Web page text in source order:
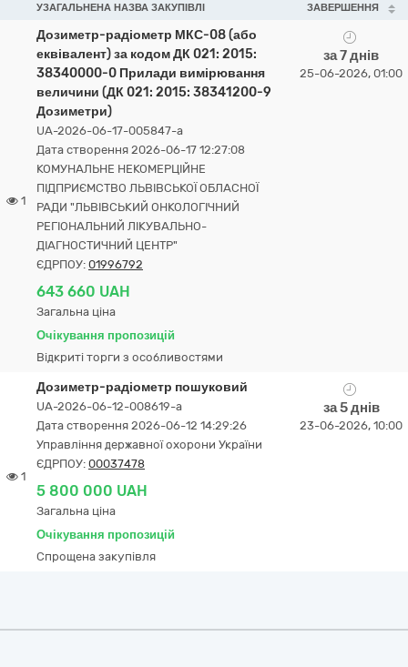
УЗАГАЛЬНЕНА НАЗВА ЗАКУПІВЛІ ЗАВЕРШЕННЯ
1
Дозиметр-радіометр МКС-08 (або
еквівалент) за кодом ДК 021: 2015:
38340000-0 Прилади вимірювання
величини (ДК 021: 2015: 38341200-9
Дозиметри)
UA-2026-06-17-005847-a
Дата створення 2026-06-17 12:27:08
КОМУНАЛЬНЕ НЕКОМЕРЦІЙНЕ
ПІДПРИЄМСТВО ЛЬВІВСЬКОЇ ОБЛАСНОЇ
РАДИ "ЛЬВІВСЬКИЙ ОНКОЛОГІЧНИЙ
РЕГІОНАЛЬНИЙ ЛІКУВАЛЬНО-
ДІАГНОСТИЧНИЙ ЦЕНТР"
ЄДРПОУ: 01996792
643 660 UAH
Загальна ціна
Очікування пропозицій
Відкриті торги з особливостями
за 7 днів
25-06-2026, 01:00
1
Дозиметр-радіометр пошуковий
UA-2026-06-12-008619-a
Дата створення 2026-06-12 14:29:26
Управління державної охорони України
ЄДРПОУ: 00037478
5 800 000 UAH
Загальна ціна
Очікування пропозицій
Спрощена закупівля
за 5 днів
23-06-2026, 10:00